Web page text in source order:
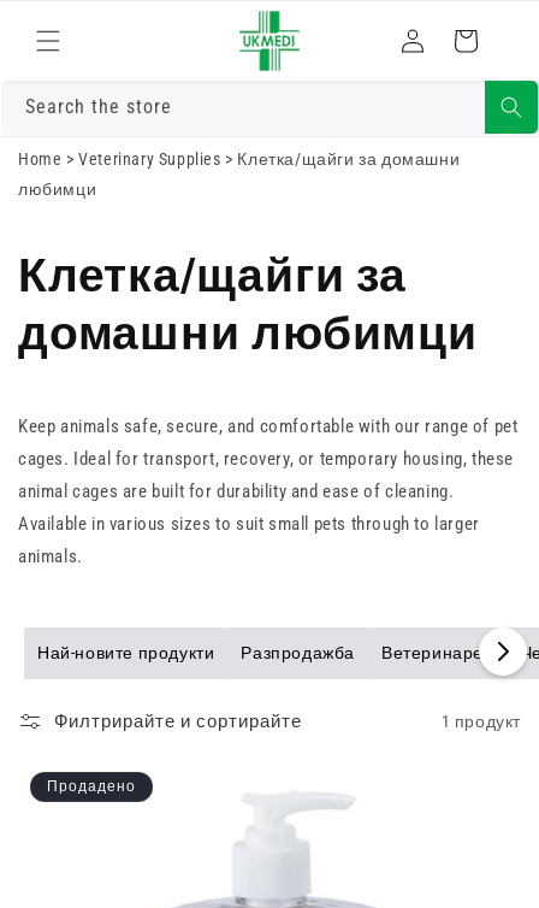
към
съдържанието
Влизам Количка
Search the store
Home >Veterinary Supplies > Клетка/щайги за домашни
любимци
Клетка/щайги за
домашни любимци
Keep animals safe, secure, and comfortable with our range of pet
cages. Ideal for transport, recovery, or temporary housing, these
animal cages are built for durability and ease of cleaning.
Available in various sizes to suit small pets through to larger
animals.
Най-новите продукти Разпродажба Ветеринарен
Филтрирайте и сортирайте 1 продукт
Продадено